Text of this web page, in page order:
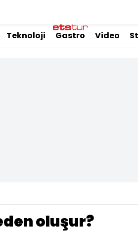
Teknoloji Gastro Video
oluşur?